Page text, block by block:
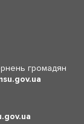
громадян